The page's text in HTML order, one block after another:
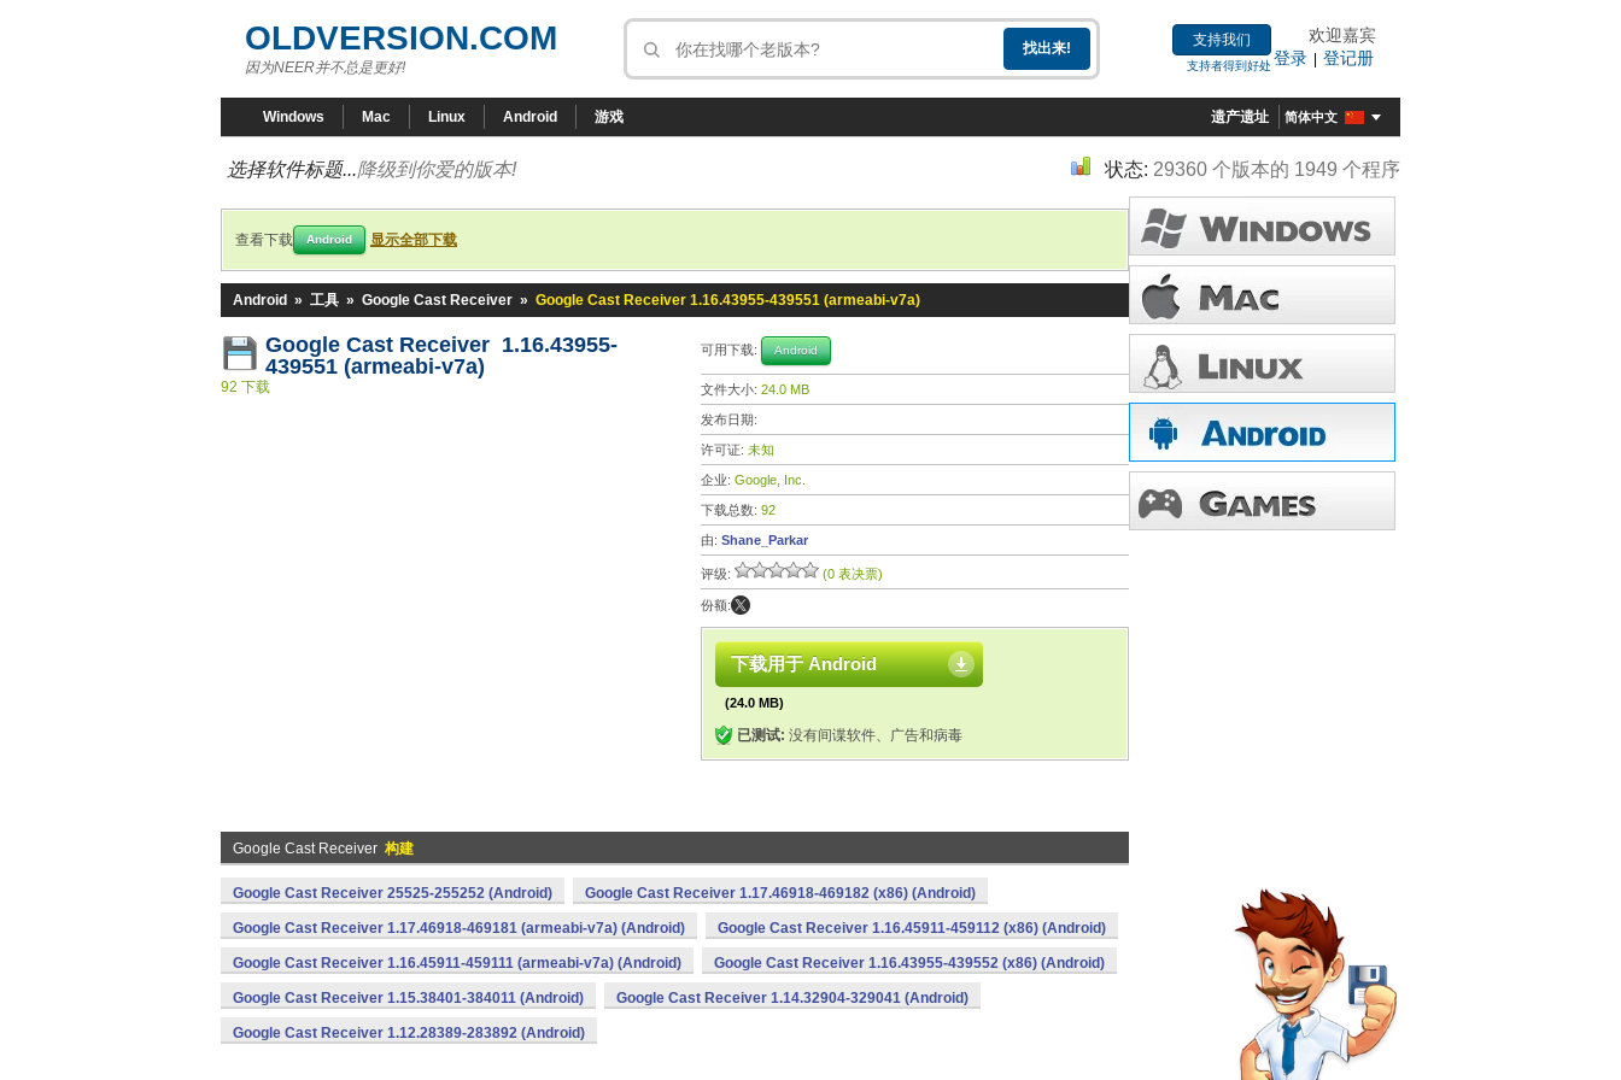
OLDVERSION.COM
因为NEER并不总是更好!
支持我们
支持者得到好处
欢迎嘉宾
登录 | 登记册
Windows Mac Linux Android 游戏 遗产遗址 简体中文
选择软件标题...降级到你爱的版本! 状态: 29360 个版本的 1949 个程序
查看下载 Android 显示全部下载
Android » 工具 » Google Cast Receiver » Google Cast Receiver 1.16.43955-439551 (armeabi-v7a)
Google Cast Receiver 1.16.43955-
439551 (armeabi-v7a)
92 下载
可用下载: Android
文件大小: 24.0 MB
发布日期:
许可证: 未知
企业: Google, Inc.
下载总数: 92
由: Shane_Parkar
评级: (0 表决票)
份额:
下载用于 Android
(24.0 MB)
已测试: 没有间谍软件、广告和病毒
Google Cast Receiver 构建
Google Cast Receiver 25525-255252 (Android) Google Cast Receiver 1.17.46918-469182 (x86) (Android)
Google Cast Receiver 1.17.46918-469181 (armeabi-v7a) (Android) Google Cast Receiver 1.16.45911-459112 (x86) (Android)
Google Cast Receiver 1.16.45911-459111 (armeabi-v7a) (Android) Google Cast Receiver 1.16.43955-439552 (x86) (Android)
Google Cast Receiver 1.15.38401-384011 (Android) Google Cast Receiver 1.14.32904-329041 (Android)
Google Cast Receiver 1.12.28389-283892 (Android)